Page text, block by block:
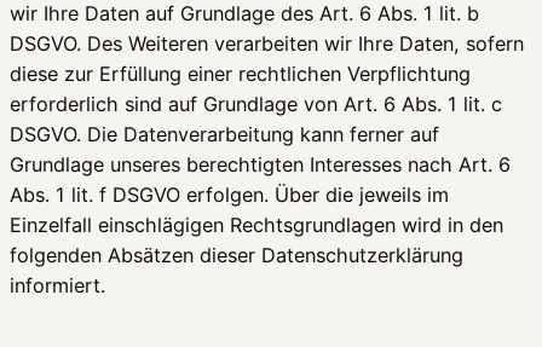
wir Ihre Daten auf Grundlage des Art. 6 Abs. 1 lit. b
DSGVO. Des Weiteren verarbeiten wir Ihre Daten, sofern
diese zur Erfüllung einer rechtlichen Verpflichtung
erforderlich sind auf Grundlage von Art. 6 Abs. 1 lit. c
DSGVO. Die Datenverarbeitung kann ferner auf
Grundlage unseres berechtigten Interesses nach Art. 6
Abs. 1 lit. f DSGVO erfolgen. Über die jeweils im
Einzelfall einschlägigen Rechtsgrundlagen wird in den
folgenden Absätzen dieser Datenschutzerklärung
informiert.